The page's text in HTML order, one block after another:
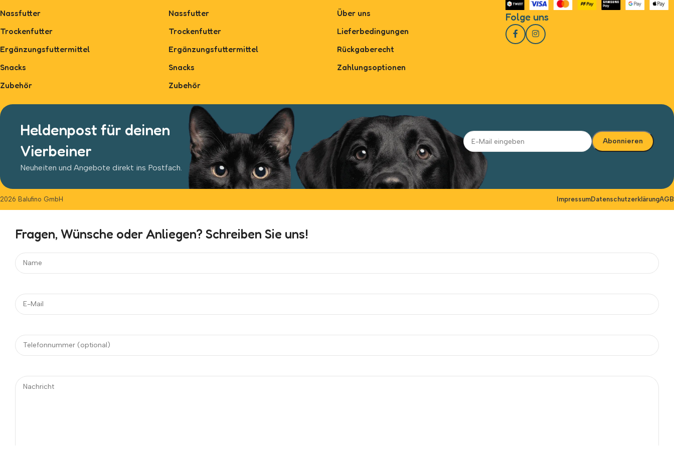
Nassfutter
Trockenfutter
Ergänzungsfuttermittel
Snacks
Zubehör
Nassfutter
Trockenfutter
Ergänzungsfuttermittel
Snacks
Zubehör
Über uns
Lieferbedingungen
Rückgaberecht
Zahlungsoptionen
Folge uns
Heldenpost für deinen
Vierbeiner
Neuheiten und Angebote direkt ins Postfach. Alternative:
2026 Balufino GmbH ImpressumDatenschutzerklärungAGB
Fragen, Wünsche oder Anliegen? Schreiben Sie uns!